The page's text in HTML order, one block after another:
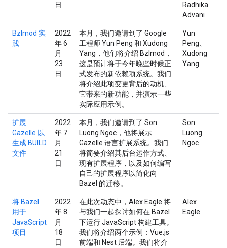
日
Radhika
Advani
Bzlmod 实
践
2022
年 6
月
23
日
本月，我们邀请到了 Google
工程师 Yun Peng 和 Xudong
Yang，他们将介绍 Bzlmod，
这是预计将于今年晚些时候正
式发布的新依赖项系统。我们
将介绍此项变更背后的动机、
它带来的新功能，并演示一些
实际应用示例。
Yun
Peng、
Xudong
Yang
扩展
Gazelle 以
生成 BUILD
文件
2022
年 7
月
21
日
本月，我们邀请到了 Son
Luong Ngoc，他将展示
Gazelle 语言扩展系统。我们
将简要介绍其后台运作方式、
现有扩展程序，以及如何编写
自己的扩展程序以简化向
Bazel 的迁移。
Son
Luong
Ngoc
将 Bazel
用于
JavaScript
项目
2022
年 8
月
18
日
在此次动态中，Alex Eagle 将
与我们一起探讨如何在 Bazel
下运行 JavaScript 构建工具。
我们将介绍两个示例：Vue.js
前端和 Nest 后端。我们将介
Alex
Eagle